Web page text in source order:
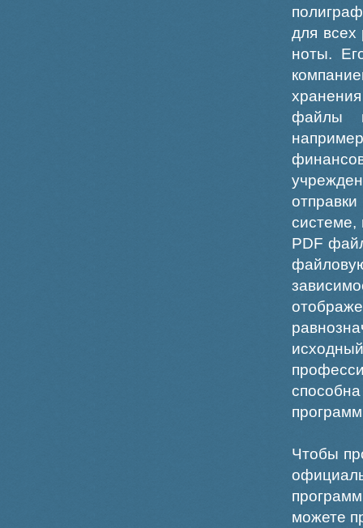
для всех
ноты.
файлы
системе,
PDF
Чтобы
можете